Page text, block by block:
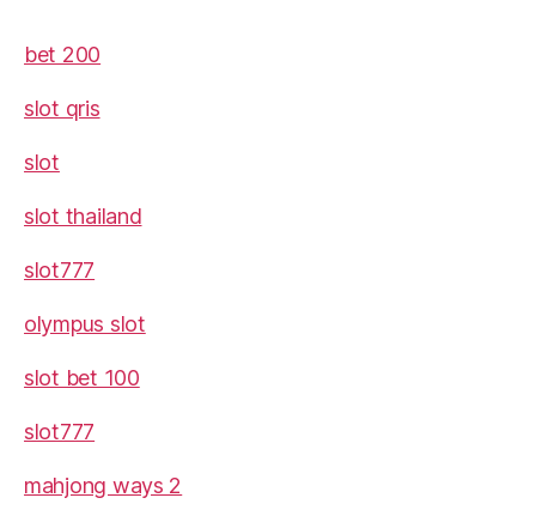
bet 200
slot qris
slot
slot thailand
slot777
olympus slot
slot bet 100
slot777
mahjong ways 2